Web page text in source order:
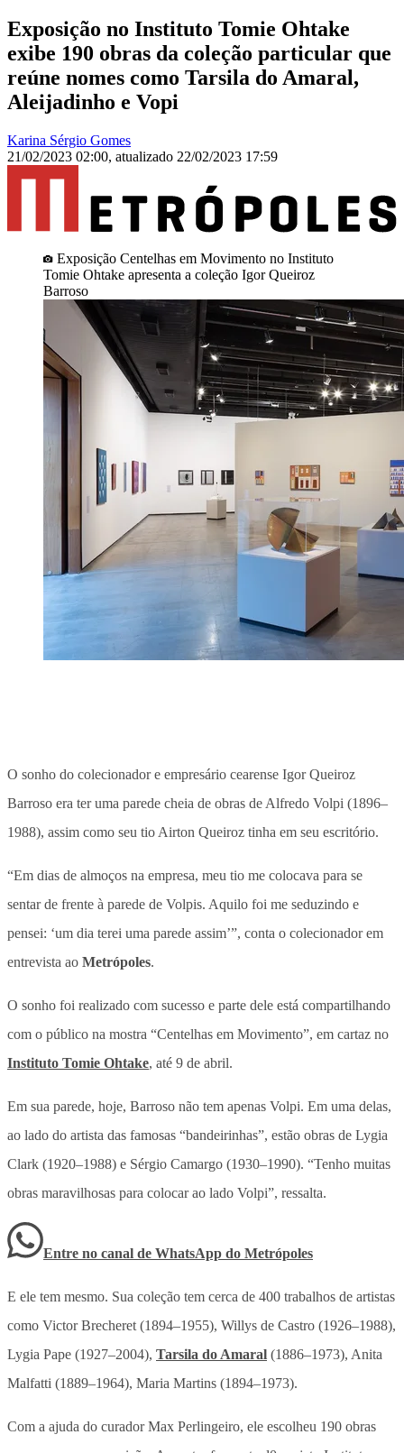
Exposição no Instituto Tomie Ohtake
exibe 190 obras da coleção particular que
reúne nomes como Tarsila do Amaral,
Aleijadinho e Vopi
Karina Sérgio Gomes
21/02/2023 02:00, atualizado 22/02/2023 17:59
Exposição Centelhas em Movimento no Instituto
Tomie Ohtake apresenta a coleção Igor Queiroz
Barroso
O sonho do colecionador e empresário cearense Igor Queiroz
Barroso era ter uma parede cheia de obras de Alfredo Volpi (1896–
1988), assim como seu tio Airton Queiroz tinha em seu escritório.
“Em dias de almoços na empresa, meu tio me colocava para se
sentar de frente à parede de Volpis. Aquilo foi me seduzindo e
pensei: ‘um dia terei uma parede assim’”, conta o colecionador em
entrevista ao Metrópoles.
O sonho foi realizado com sucesso e parte dele está compartilhando
com o público na mostra “Centelhas em Movimento”, em cartaz no
Instituto Tomie Ohtake, até 9 de abril.
Em sua parede, hoje, Barroso não tem apenas Volpi. Em uma delas,
ao lado do artista das famosas “bandeirinhas”, estão obras de Lygia
Clark (1920–1988) e Sérgio Camargo (1930–1990). “Tenho muitas
obras maravilhosas para colocar ao lado Volpi”, ressalta.
Entre no canal de WhatsApp do Metrópoles
E ele tem mesmo. Sua coleção tem cerca de 400 trabalhos de artistas
como Victor Brecheret (1894–1955), Willys de Castro (1926–1988),
Lygia Pape (1927–2004), Tarsila do Amaral (1886–1973), Anita
Malfatti (1889–1964), Maria Martins (1894–1973).
Com a ajuda do curador Max Perlingeiro, ele escolheu 190 obras